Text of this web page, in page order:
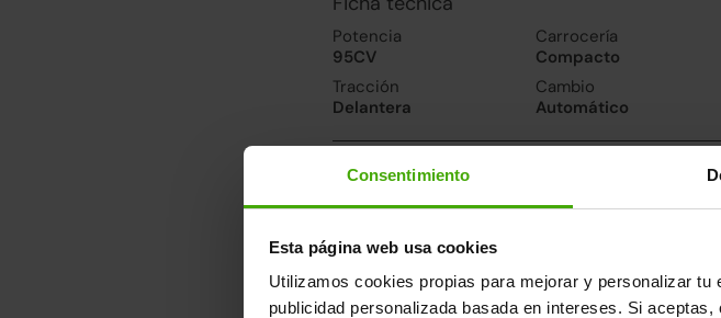
Consentimiento
Esta página web usa cookies
Utilizamos cookies propias para mejorar y personalizar
publicidad personalizada basada en intereses. Si
Potencia
95CV
Carrocería
Compacto
Tracción
Delantera
Cambio
Automático
Prestaciones y consumo
Velocidad máxima
De 0 a 100 km/h
Dimensiones y otros datos